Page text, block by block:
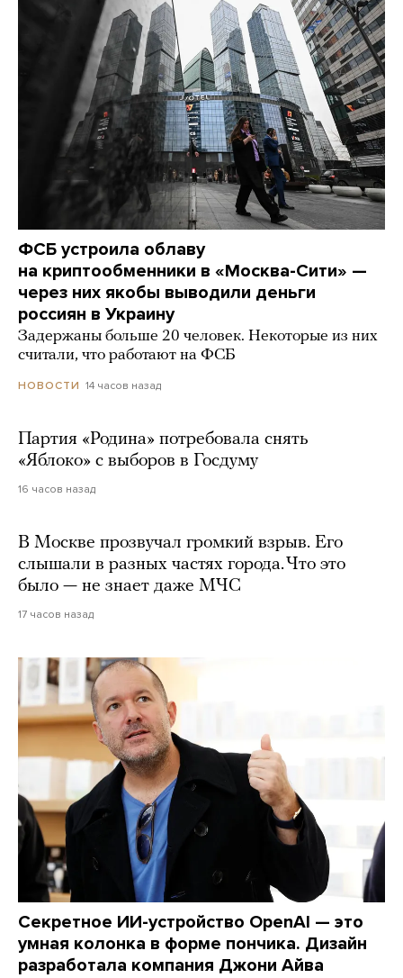
ФСБ устроила облаву
на криптообменники в «Москва-Сити» —
через них якобы выводили деньги
россиян в Украину
Задержаны больше 20 человек. Некоторые из них
считали, что работают на ФСБ
НОВОСТИ 14 часов назад
Партия «Родина» потребовала снять
«Яблоко» с выборов в Госдуму
16 часов назад
В Москве прозвучал громкий взрыв. Его
слышали в разных частях города. Что это
было — не знает даже МЧС
17 часов назад
Секретное ИИ-устройство OpenAI — это
умная колонка в форме пончика. Дизайн
разработала компания Джони Айва